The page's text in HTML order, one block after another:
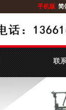
手机版 简
联